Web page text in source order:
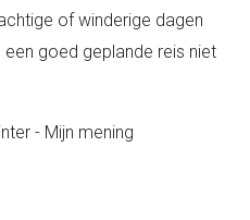
of winderige dagen
goed geplande reis niet